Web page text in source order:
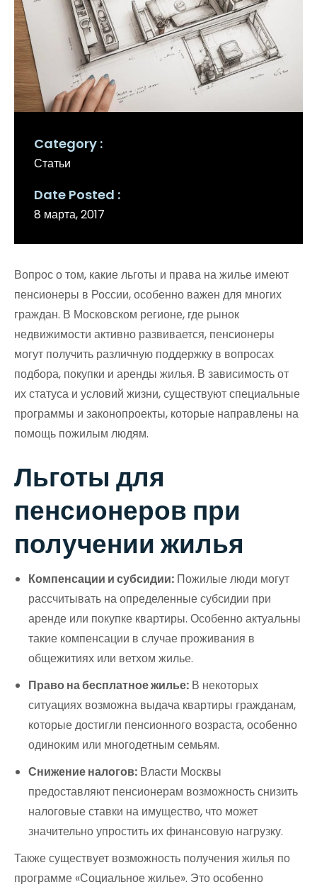
Category
Статьи
Date Posted
8 марта, 2017
Вопрос о том, какие льготы и права на жилье имеют
пенсионеры в России, особенно важен для многих
граждан. В Московском регионе, где рынок
недвижимости активно развивается, пенсионеры
могут получить различную поддержку в вопросах
подбора, покупки и аренды жилья. В зависимость от
их статуса и условий жизни, существуют специальные
программы и законопроекты, которые направлены на
помощь пожилым людям.
Льготы для
пенсионеров при
получении жилья
Компенсации и субсидии: Пожилые люди могут
рассчитывать на определенные субсидии при
аренде или покупке квартиры. Особенно актуальны
такие компенсации в случае проживания в
общежитиях или ветхом жилье.
Право на бесплатное жилье: В некоторых
ситуациях возможна выдача квартиры гражданам,
которые достигли пенсионного возраста, особенно
одиноким или многодетным семьям.
Снижение налогов: Власти Москвы
предоставляют пенсионерам возможность снизить
налоговые ставки на имущество, что может
значительно упростить их финансовую нагрузку.
Также существует возможность получения жилья по
программе «Социальное жилье». Это особенно